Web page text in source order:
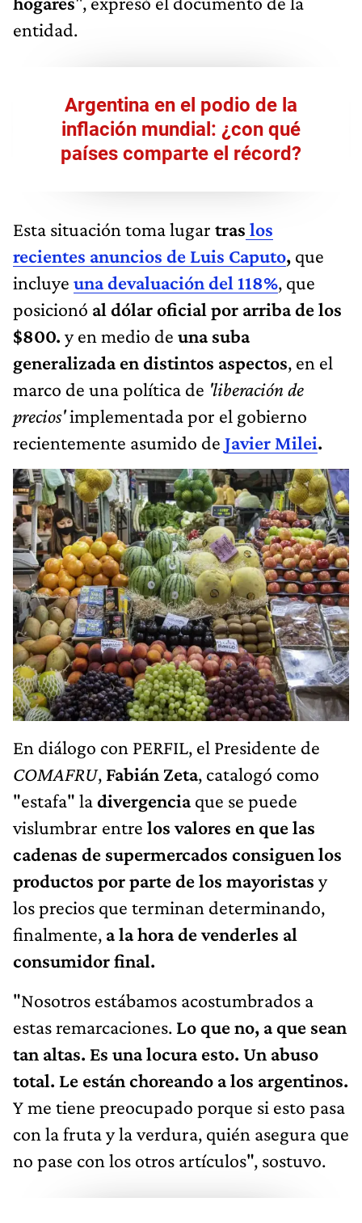
entidad.
Argentina en el podio de la
inflación mundial: ¿con qué
países comparte el récord?
Esta situación toma lugar tras los
recientes anuncios de Luis Caputo, que
incluye una devaluación del 118%, que
posicionó al dólar oficial por arriba de los
$800. y en medio de una suba
generalizada en distintos aspectos, en el
marco de una política de 'liberación de
precios'implementada por el gobierno
recientemente asumido de Javier Milei.
En diálogo con PERFIL, el Presidente de
COMAFRU, Fabián Zeta, catalogó como
"estafa" ladivergenciaque se puede
vislumbrar entre los valores en que las
cadenas de supermercados consiguen los
productos por parte de los mayoristas y
los precios que terminan determinando,
finalmente, a la hora de venderles al
consumidor final.
"Nosotros estábamos acostumbrados a
estas remarcaciones. Lo que no, a que sean
tan altas. Es una locura esto. Un abuso
total. Le están choreando a los argentinos.
Y me tiene preocupado porque si esto pasa
con la fruta y la verdura, quién asegura que
no pase con los otros artículos", sostuvo.